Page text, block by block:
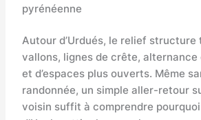
pyrénéenne
Autour d’Urdués, le relief structure
vallons, lignes de crête, alternance
et d’espaces plus ouverts. Même
randonnée, un simple aller-retour
voisin suffit à comprendre